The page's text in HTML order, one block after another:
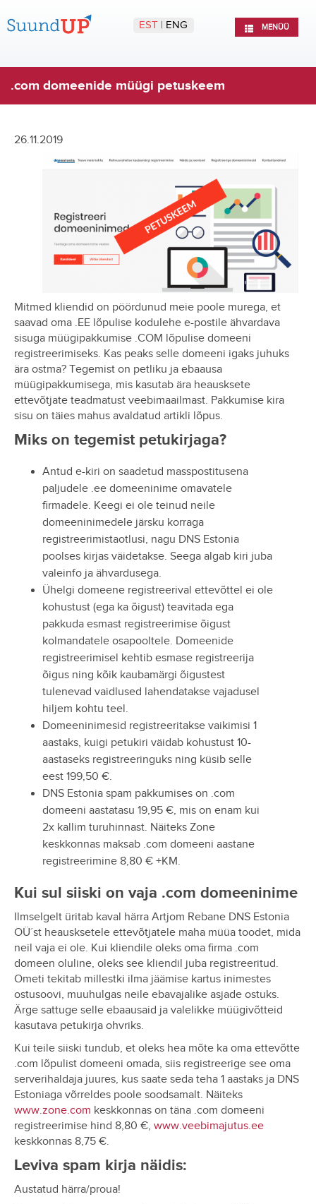
MENÜÜ
EST | ENG
.com domeenide müügi petuskeem
26.11.2019
Mitmed kliendid on pöördunud meie poole murega, et
saavad oma .EE lõpulise kodulehe e-postile ähvardava
sisuga müügipakkumise .COM lõpulise domeeni
registreerimiseks. Kas peaks selle domeeni igaks juhuks
ära ostma? Tegemist on petliku ja ebaausa
müügipakkumisega, mis kasutab ära heausksete
ettevõtjate teadmatust veebimaailmast. Pakkumise kira
sisu on täies mahus avaldatud artikli lõpus.
Miks on tegemist petukirjaga?
Antud e-kiri on saadetud masspostitusena
paljudele .ee domeeninime omavatele
firmadele. Keegi ei ole teinud neile
domeeninimedele järsku korraga
registreerimistaotlusi, nagu DNS Estonia
poolses kirjas väidetakse. Seega algab kiri juba
valeinfo ja ähvardusega.
Ühelgi domeene registreerival ettevõttel ei ole
kohustust (ega ka õigust) teavitada ega
pakkuda esmast registreerimise õigust
kolmandatele osapooltele. Domeenide
registreerimisel kehtib esmase registreerija
õigus ning kõik kaubamärgi õigustest
tulenevad vaidlused lahendatakse vajadusel
hiljem kohtu teel.
Domeeninimesid registreeritakse vaikimisi 1
aastaks, kuigi petukiri väidab kohustust 10-
aastaseks registreeringuks ning küsib selle
eest 199,50 €.
DNS Estonia spam pakkumises on .com
domeeni aastatasu 19,95 €, mis on enam kui
2x kallim turuhinnast. Näiteks Zone
keskkonnas maksab .com domeeni aastane
registreerimine 8,80 € +KM.
Kui sul siiski on vaja .com domeeninime
Ilmselgelt üritab kaval härra Artjom Rebane DNS Estonia
OÜ´st heausksetele ettevõtjatele maha müüa toodet, mida
neil vaja ei ole. Kui kliendile oleks oma firma .com
domeen oluline, oleks see kliendil juba registreeritud.
Ometi tekitab millestki ilma jäämise kartus inimestes
ostusoovi, muuhulgas neile ebavajalike asjade ostuks.
Ärge sattuge selle ebaausaid ja valelikke müügivõtteid
kasutava petukirja ohvriks.
Kui teile siiski tundub, et oleks hea mõte ka oma ettevõtte
.com lõpulist domeeni omada, siis registreerige see oma
serverihaldaja juures, kus saate seda teha 1 aastaks ja DNS
Estoniaga võrreldes poole soodsamalt. Näiteks
www.zone.com keskkonnas on täna .com domeeni
registreerimise hind 8,80 €, www.veebimajutus.ee
keskkonnas 8,75 €.
Leviva spam kirja näidis:
Austatud härra/proua!